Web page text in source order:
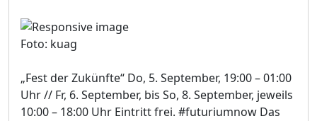
Foto: kuag
„Fest der Zukünfte“ Do, 5. September, 19:00 – 01:00
Uhr // Fr, 6. September, bis So, 8. September, jeweils
10:00 – 18:00 Uhr Eintritt frei. #futuriumnow Das